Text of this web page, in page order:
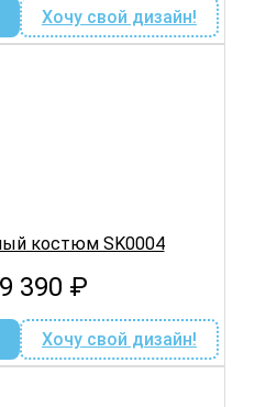
Хочу свой дизайн!
костюм SK0004
9 390 ₽
Хочу свой дизайн!